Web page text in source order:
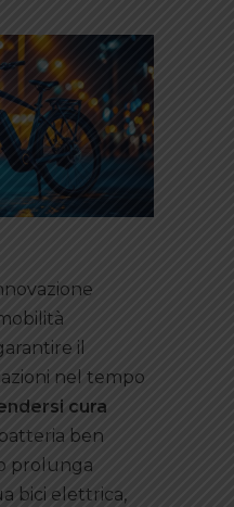
il
nel tempo
cura
ben
prolunga
bici elettrica,